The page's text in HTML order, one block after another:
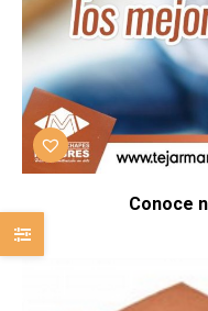
Conoce